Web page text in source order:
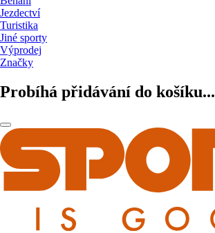
Jezdectví
Turistika
Jiné sporty
Výprodej
Značky
Probíhá přidávání do košíku...